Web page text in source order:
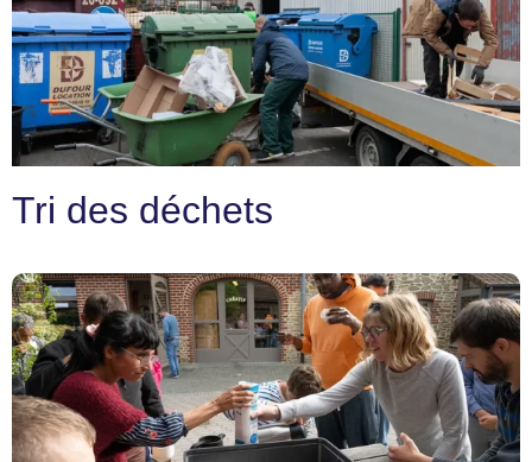
Tri des déchets